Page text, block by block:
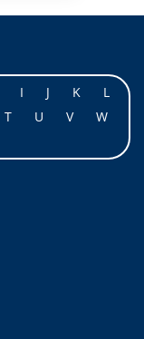
I J K
L
T U V
W